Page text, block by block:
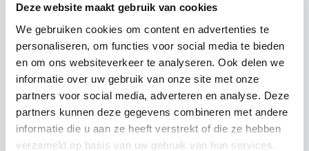
Deze website maakt gebruik van cookies
We gebruiken cookies om content en advertenties te
personaliseren, om functies voor social media te bieden
en om ons websiteverkeer te analyseren. Ook delen we
informatie over uw gebruik van onze site met onze
partners voor social media, adverteren en analyse. Deze
partners kunnen deze gegevens combineren met andere
informatie die u aan ze heeft verstrekt of die ze hebben
verzameld op basis van uw gebruik van hun services.
festivalvervoer.
WAT IS HET VERSCHIL TUSSEN EEN
PARTYBUS EN EEN TOURINGCAR
VOOR FESTIVALBEZOEKERS?
Een partybus is speciaal ingericht voor